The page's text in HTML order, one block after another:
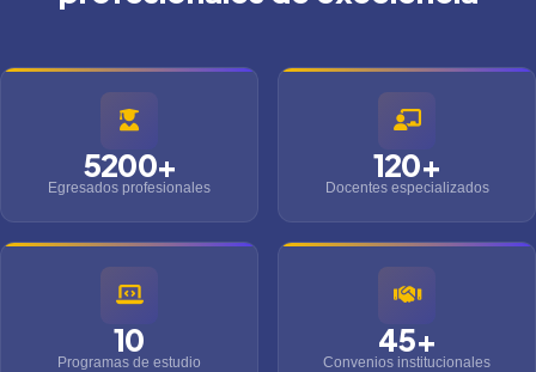
5200+
Egresados profesionales
120+
Docentes especializados
10
Programas de estudio
45+
Convenios institucionales